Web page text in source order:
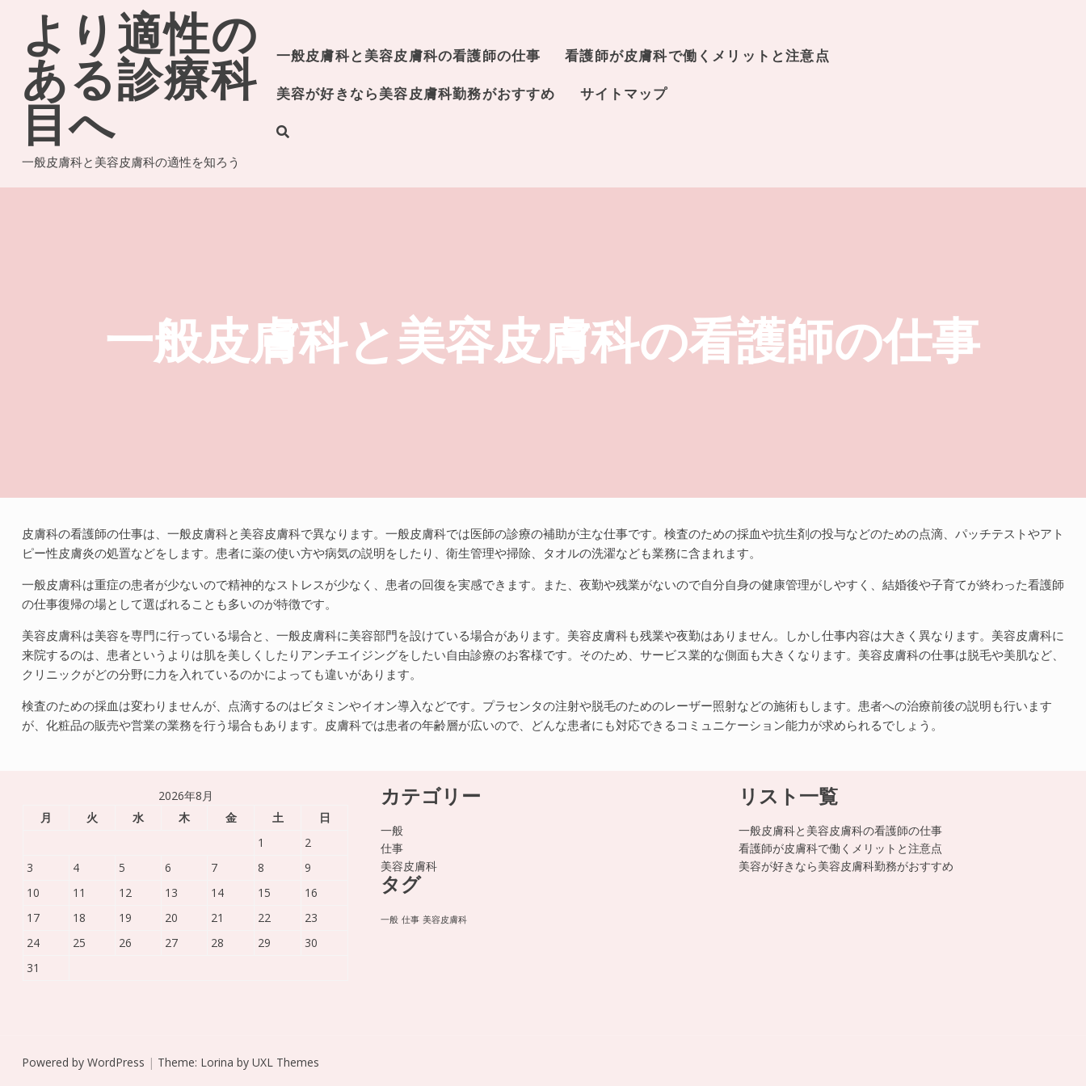
contentより適性の
ある診療科
目へ
一般皮膚科と美容皮膚科の適性を知ろう
一般皮膚科と美容皮膚科の看護師の仕事 看護師が皮膚科で働くメリットと注意点
美容が好きなら美容皮膚科勤務がおすすめ サイトマップ
一般皮膚科と美容皮膚科の看護師の仕事
皮膚科の看護師の仕事は、一般皮膚科と美容皮膚科で異なります。一般皮膚科では医師の診療の補助が主な仕事です。検査のための採血や抗生剤の投与などのための点滴、パッチテストやアト
ピー性皮膚炎の処置などをします。患者に薬の使い方や病気の説明をしたり、衛生管理や掃除、タオルの洗濯なども業務に含まれます。
一般皮膚科は重症の患者が少ないので精神的なストレスが少なく、患者の回復を実感できます。また、夜勤や残業がないので自分自身の健康管理がしやすく、結婚後や子育てが終わった看護師
の仕事復帰の場として選ばれることも多いのが特徴です。
美容皮膚科は美容を専門に行っている場合と、一般皮膚科に美容部門を設けている場合があります。美容皮膚科も残業や夜勤はありません。しかし仕事内容は大きく異なります。美容皮膚科に
来院するのは、患者というよりは肌を美しくしたりアンチエイジングをしたい自由診療のお客様です。そのため、サービス業的な側面も大きくなります。美容皮膚科の仕事は脱毛や美肌など、
クリニックがどの分野に力を入れているのかによっても違いがあります。
検査のための採血は変わりませんが、点滴するのはビタミンやイオン導入などです。プラセンタの注射や脱毛のためのレーザー照射などの施術もします。患者への治療前後の説明も行います
が、化粧品の販売や営業の業務を行う場合もあります。皮膚科では患者の年齢層が広いので、どんな患者にも対応できるコミュニケーション能力が求められるでしょう。
2026年8月
月
火 水 木 金 土
日
1
2
3
4 5 6 7 8
9
10
11 12 13 14 15
16
17
18 19 20 21 22
23
24
25 26 27 28 29
30
31
カテゴリー
一般
仕事
美容皮膚科
タグ
一般 仕事 美容皮膚科
リスト一覧
一般皮膚科と美容皮膚科の看護師の仕事
看護師が皮膚科で働くメリットと注意点
美容が好きなら美容皮膚科勤務がおすすめ
Powered by WordPress | Theme: Lorina by UXL Themes